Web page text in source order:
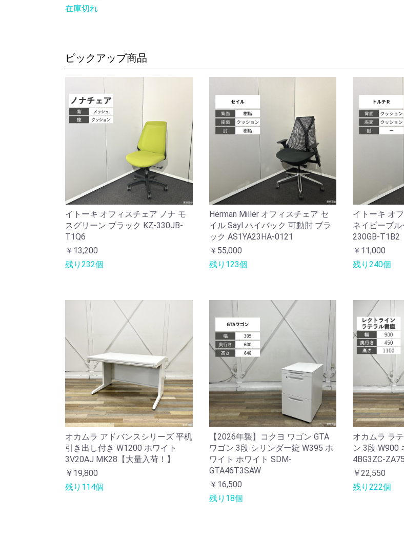
在庫切れ
ピックアップ商品
イトーキ オフィスチェア ノナ モ
スグリーン ブラック KZ-330JB-
T1Q6
￥13,200
残り232個
Herman Miller オフィスチェア セ
イル Sayl ハイバック 可動肘 ブラ
ック AS1YA23HA-0121
￥55,000
残り123個
イトーキ オ
ネイビーブ
230GB-T1B2
￥11,000
残り240個
オカムラ アドバンスシリーズ 平机
引き出し付き W1200 ホワイト
3V20AJ MK28【大量入荷！】
￥19,800
残り114個
【2026年製】コクヨ ワゴン GTA
ワゴン 3段 シリンダー錠 W395 ホ
ワイト ホワイト SDM-
GTA46T3SAW
￥16,500
残り18個
オカムラ ラ
ン 3段 W900
4BG3ZC-ZA75
￥22,550
残り222個